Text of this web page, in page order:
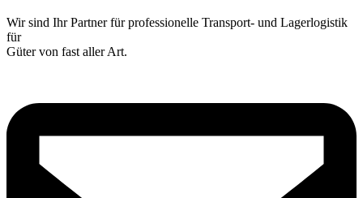
Wir sind Ihr Partner für professionelle Transport- und Lagerlogistik
für
Güter von fast aller Art.